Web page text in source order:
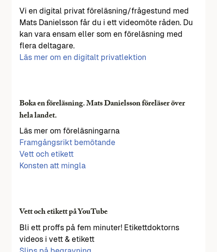
Vi en digital privat föreläsning/frågestund med
Mats Danielsson får du i ett videomöte råden. Du
kan vara ensam eller som en föreläsning med
flera deltagare.
Läs mer om en digitalt privatlektion
Boka en föreläsning. Mats Danielsson föreläser över
hela landet.
Läs mer om föreläsningarna
Framgångsrikt bemötande
Vett och etikett
Konsten att mingla
Vett och etikett på YouTube
Bli ett proffs på fem minuter! Etikettdoktorns
videos i vett & etikett